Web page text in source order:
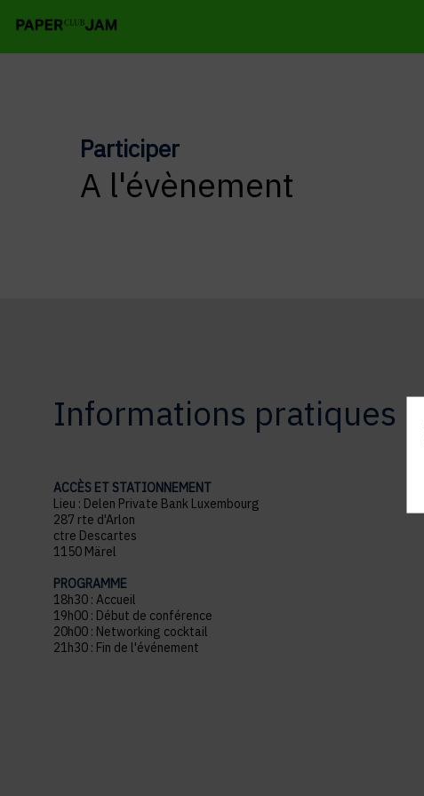
Participer
A l'évènement
Informations pratiques
ACCÈS ET STATIONNEMENT
Lieu : Delen Private Bank Luxembourg
287 rte d'Arlon
ctre Descartes
1150 Märel
PROGRAMME
18h30 : Accueil
19h00 : Début de conférence
20h00 : Networking cocktail
21h30 : Fin de l'événement